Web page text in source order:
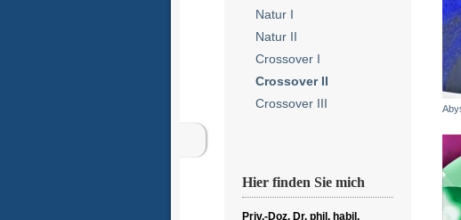
Natur I
Natur II
Crossover I
Crossover II
Crossover III
Hier finden Sie mich
Priv.-Doz. Dr. phil. habil.